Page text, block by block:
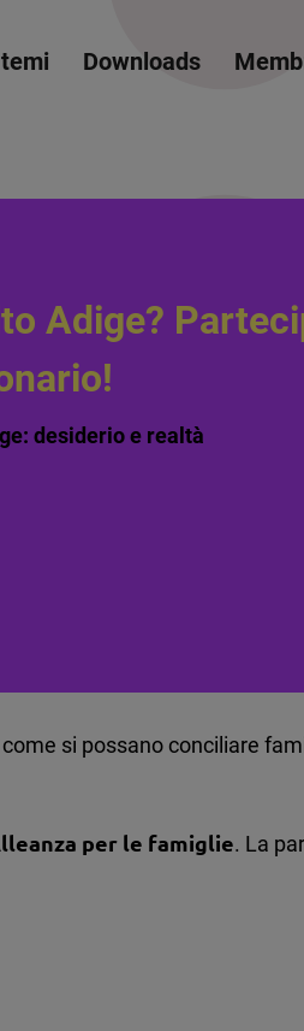
Downloads
Adige?
desiderio e realtà
si possano conciliare
per le famiglie. La